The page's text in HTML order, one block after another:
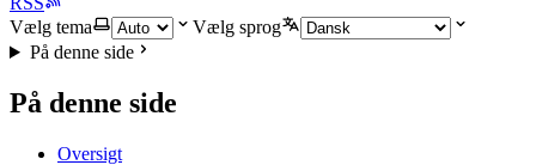
Vælg tema
Vælg sprog
På denne side
På denne side
Oversigt